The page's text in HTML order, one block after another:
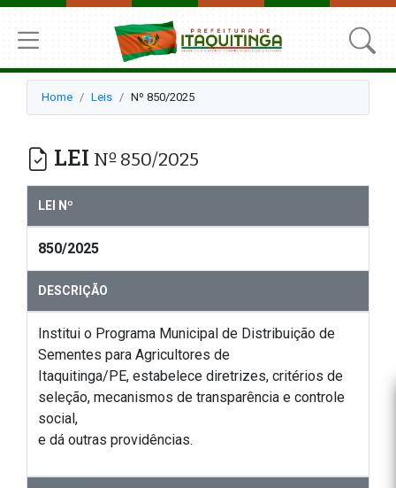
Home Leis Nº 850/2025
LEI Nº 850/2025
LEI Nº
850/2025
DESCRIÇÃO
Institui o Programa Municipal de Distribuição de
Sementes para Agricultores de
Itaquitinga/PE, estabelece diretrizes, critérios de
seleção, mecanismos de transparência e controle
social,
e dá outras providências.